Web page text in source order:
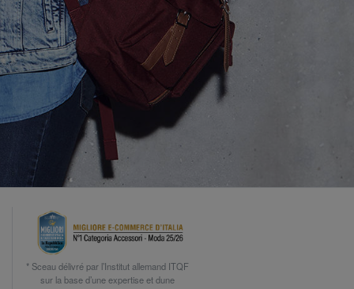
* Sceau délivré par l’Institut allemand ITQF
sur la base d’une expertise et dune